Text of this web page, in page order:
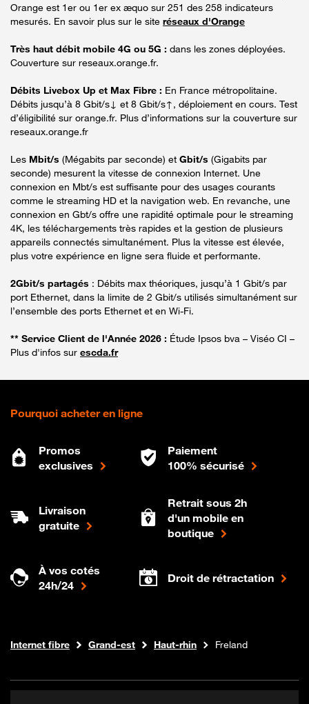
Orange est 1er ou 1er ex æquo sur 251 des 258 indicateurs
mesurés. En savoir plus sur le site réseaux d'Orange
Très haut débit mobile 4G ou 5G : dans les zones déployées.
Couverture sur reseaux.orange.fr.
Débits Livebox Up et Max Fibre : En France métropolitaine.
Débits jusqu’à 8 Gbit/s↓ et 8 Gbit/s↑, déploiement en cours. Test
d’éligibilité sur orange.fr. Plus d’informations sur la couverture sur
reseaux.orange.fr
Les Mbit/s (Mégabits par seconde) et Gbit/s (Gigabits par
seconde) mesurent la vitesse de connexion Internet. Une
connexion en Mbt/s est suffisante pour des usages courants
comme le streaming HD et la navigation web. En revanche, une
connexion en Gbt/s offre une rapidité optimale pour le streaming
4K, les téléchargements très rapides et la gestion de plusieurs
appareils connectés simultanément. Plus la vitesse est élevée,
plus votre expérience en ligne sera fluide et performante.
2Gbit/s partagés : Débits max théoriques, jusqu’à 1 Gbit/s par
port Ethernet, dans la limite de 2 Gbit/s utilisés simultanément sur
l’ensemble des ports Ethernet et en Wi-Fi.
** Service Client de l'Année 2026 : Étude Ipsos bva – Viséo CI –
Plus d'infos sur escda.fr
Pourquoi acheter en ligne
Promos
exclusives
Paiement
100% sécurisé
Livraison
gratuite
Retrait sous 2h
d'un mobile en
boutique
À vos cotés
24h/24
Droit de rétractation
Boutique Orange
Internet fibre Grand-est Haut-rhin Freland